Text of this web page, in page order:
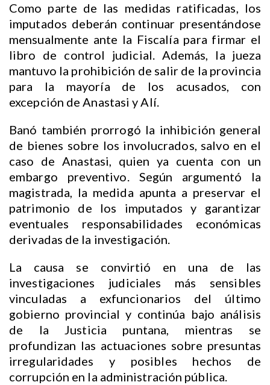
Como parte de las medidas ratificadas, los
imputados deberán continuar presentándose
mensualmente ante la Fiscalía para firmar el
libro de control judicial. Además, la jueza
mantuvo la prohibición de salir de la provincia
para la mayoría de los acusados, con
excepción de Anastasi y Alí.
Banó también prorrogó la inhibición general
de bienes sobre los involucrados, salvo en el
caso de Anastasi, quien ya cuenta con un
embargo preventivo. Según argumentó la
magistrada, la medida apunta a preservar el
patrimonio de los imputados y garantizar
eventuales responsabilidades económicas
derivadas de la investigación.
La causa se convirtió en una de las
investigaciones judiciales más sensibles
vinculadas a exfuncionarios del último
gobierno provincial y continúa bajo análisis
de la Justicia puntana, mientras se
profundizan las actuaciones sobre presuntas
irregularidades y posibles hechos de
corrupción en la administración pública.